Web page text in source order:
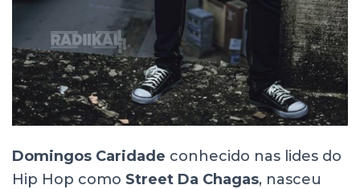
Domingos Caridade conhecido nas lides do
Hip Hop como Street Da Chagas, nasceu